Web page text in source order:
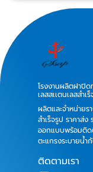
โรงงานผลิตฝาปิด
เลสสเเตนเลสสำเ
ผลิตและจำหน่ายร
สำเร็จรูป ราคาส่ง
ออกแบบพร้อมติ
ตะแกรงระบายน้ำ
ติดตามเรา